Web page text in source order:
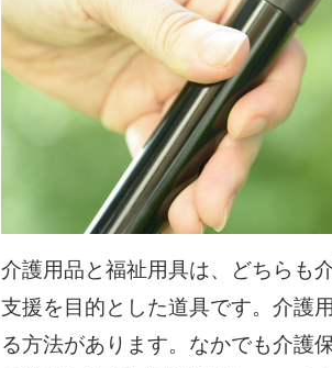
介護用品と福祉用具は、どちらも
支援を目的とした道具です。介護
る方法があります。なかでも介護